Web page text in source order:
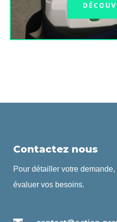
Contactez nous
Pour détailler votre
évaluer vos besoins.